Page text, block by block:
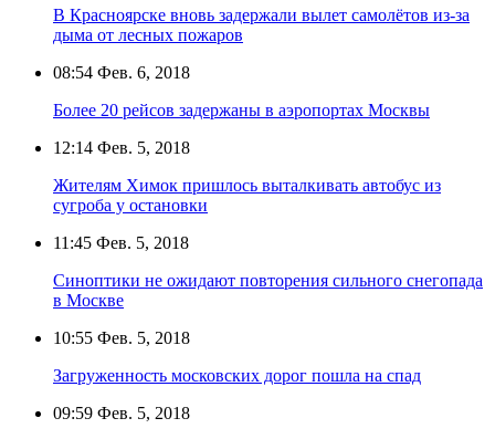
В Красноярске вновь задержали вылет самолётов из-за
дыма от лесных пожаров
08:54 Фев. 6, 2018
Более 20 рейсов задержаны в аэропортах Москвы
12:14 Фев. 5, 2018
Жителям Химок пришлось выталкивать автобус из
сугроба у остановки
11:45 Фев. 5, 2018
Синоптики не ожидают повторения сильного снегопада
в Москве
10:55 Фев. 5, 2018
Загруженность московских дорог пошла на спад
09:59 Фев. 5, 2018